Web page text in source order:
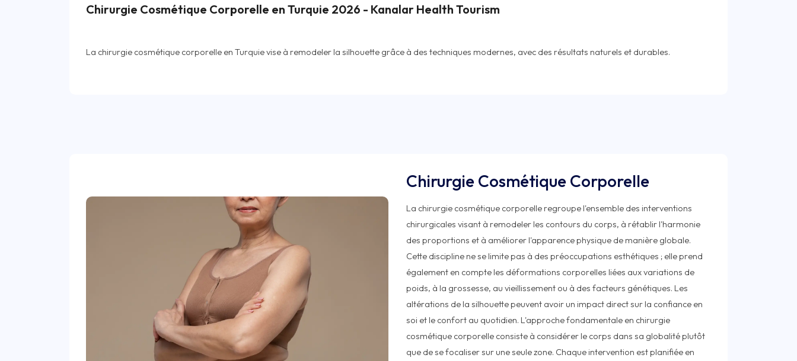
Chirurgie Cosmétique Corporelle en Turquie 2026 - Kanalar Health Tourism
Chirurgie Cosmétique Corporelle
La chirurgie cosmétique corporelle regroupe l'ensemble des interventions
chirurgicales visant à remodeler les contours du corps, à rétablir l'harmonie
des proportions et à améliorer l'apparence physique de manière globale.
Cette discipline ne se limite pas à des préoccupations esthétiques ; elle prend
également en compte les déformations corporelles liées aux variations de
poids, à la grossesse, au vieillissement ou à des facteurs génétiques. Les
altérations de la silhouette peuvent avoir un impact direct sur la confiance en
soi et le confort au quotidien. L'approche fondamentale en chirurgie
cosmétique corporelle consiste à considérer le corps dans sa globalité plutôt
que de se focaliser sur une seule zone. Chaque intervention est planifiée en